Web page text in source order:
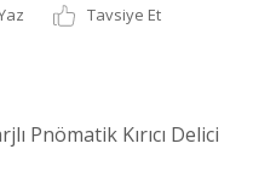
Tavsiye Et
Pnömatik Kırıcı Delici